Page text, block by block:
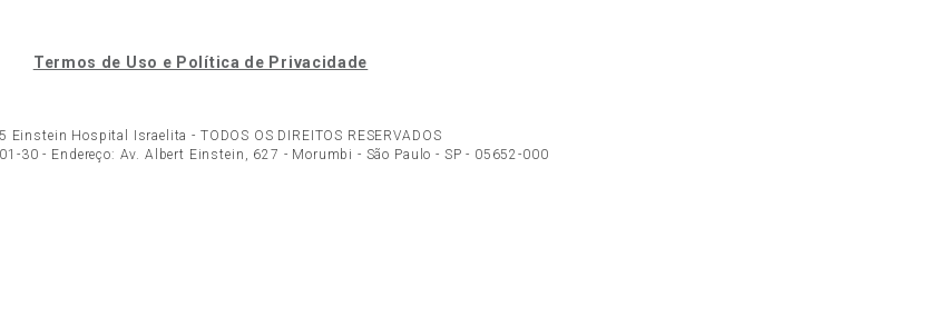
Termos de Uso e Política de Privacidade
Einstein Hospital Israelita - TODOS OS DIREITOS RESERVADOS
30 - Endereço: Av. Albert Einstein, 627 - Morumbi - São Paulo - SP - 05652-000